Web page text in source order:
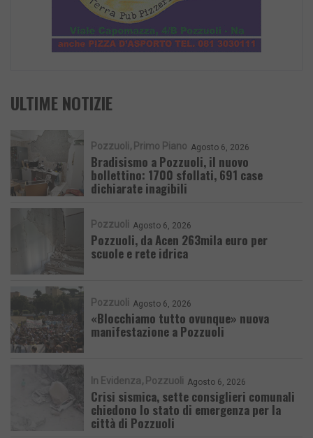
ULTIME NOTIZIE
Pozzuoli Primo Piano Agosto 6, 2026
Bradisismo a Pozzuoli, il nuovo
bollettino: 1700 sfollati, 691 case
dichiarate inagibili
Pozzuoli Agosto 6, 2026
Pozzuoli, da Acen 263mila euro per
scuole e rete idrica
Pozzuoli Agosto 6, 2026
«Blocchiamo tutto ovunque» nuova
manifestazione a Pozzuoli
In Evidenza Pozzuoli Agosto 6, 2026
Crisi sismica, sette consiglieri comunali
chiedono lo stato di emergenza per la
città di Pozzuoli